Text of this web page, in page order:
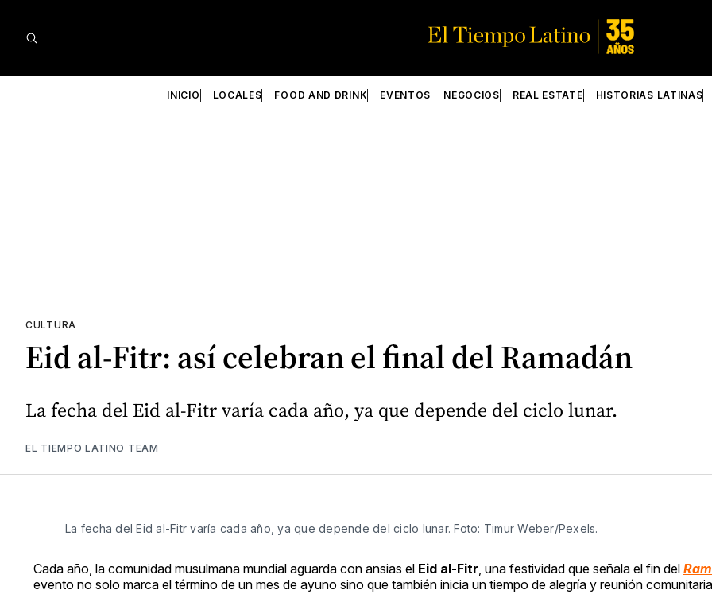
INICIO LOCALES FOOD AND DRINK EVENTOS NEGOCIOS REAL ESTATE HISTORIAS LATINAS
CULTURA
Eid al-Fitr: así celebran el final del Ramadán
La fecha del Eid al-Fitr varía cada año, ya que depende del ciclo lunar.
EL TIEMPO LATINO TEAM
La fecha del Eid al-Fitr varía cada año, ya que depende del ciclo lunar. Foto: Timur Weber/Pexels.
Cada año, la comunidad musulmana mundial aguarda con ansias el Eid al-Fitr , una festividad que señala el fin del
evento no solo marca el término de un mes de ayuno sino que también inicia un tiempo de alegría y reunión